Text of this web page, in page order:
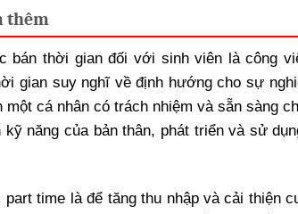
thêm
bán thời gian đối với sinh viên là công
gian suy nghĩ về định hướng cho sự
cá nhân có trách nhiệm và sẵn sàng
năng của bản thân, phát triển và sử
time là để tăng thu nhập và cải thiện